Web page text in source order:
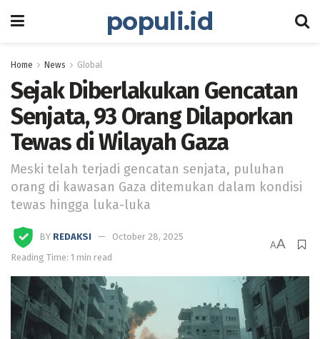
populi.id
Home News Global
Sejak Diberlakukan Gencatan
Senjata, 93 Orang Dilaporkan
Tewas di Wilayah Gaza
Meski telah terjadi gencatan senjata, puluhan
orang di kawasan Gaza ditemukan dalam kondisi
tewas hingga luka-luka
BY REDAKSI
October 28, 2025
Reading Time: 1 min read
AA